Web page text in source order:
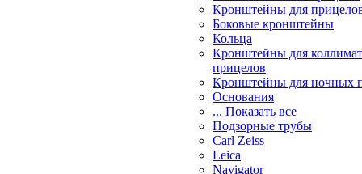
Кронштейны для
Боковые кронштейны
Кольца
Кронштейны для
прицелов
Кронштейны для ночных
Основания
... Показать все
Подзорные трубы
Carl Zeiss
Leica
Navigator